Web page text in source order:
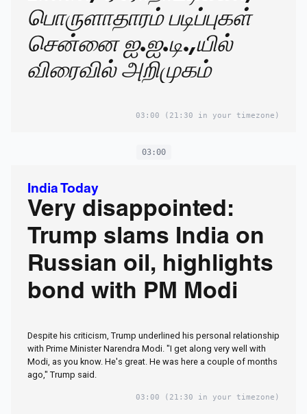
பொருளாதாரம் படிப்புகள்
சென்னை ஐ.ஐ.டி.,யில்
விரைவில் அறிமுகம்
03:00 (21:30 in your timezone)
03:00
India Today
Very disappointed:
Trump slams India on
Russian oil, highlights
bond with PM Modi
Despite his criticism, Trump underlined his personal relationship
with Prime Minister Narendra Modi. "I get along very well with
Modi, as you know. He's great. He was here a couple of months
ago," Trump said.
03:00 (21:30 in your timezone)